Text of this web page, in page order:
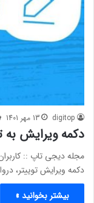
digitop 13 مهر 1401
دکمه ویرایش به
مجله دیجی تاپ ::
دکمه ویرایش توییتر،
بیشتر بخوانید »